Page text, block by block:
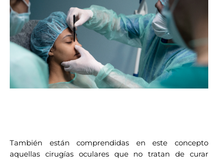
También están comprendidas en este concepto
aquellas cirugías oculares que no tratan de curar